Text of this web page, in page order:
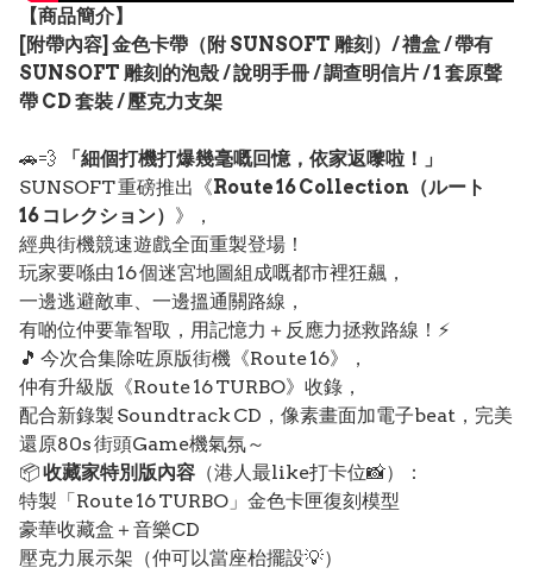
【商品簡介】
[附帶內容] 金色卡帶（附 SUNSOFT 雕刻）/ 禮盒 / 帶有
SUNSOFT 雕刻的泡殼 / 說明手冊 / 調查明信片 / 1 套原聲
帶 CD 套裝 / 壓克力支架
🚗💨
「細個打機打爆幾毫嘅回憶，依家返嚟啦！」
SUNSOFT 重磅推出《Route 16 Collection（ルート
16 コレクション） 》，
經典街機競速遊戲全面重製登場！
玩家要喺由 16 個迷宮地圖組成嘅都市裡狂飆，
一邊逃避敵車、一邊搵通關路線，
有啲位仲要靠智取，用記憶力＋反應力拯救路線！⚡
🎵 今次合集除咗原版街機《Route 16》，
仲有升級版《Route 16 TURBO》收錄，
配合新錄製 Soundtrack CD，像素畫面加電子beat，完美
還原80s 街頭Game機氣氛～
📦收藏家特別版內容 （港人最like打卡位📸）：
特製「Route 16 TURBO」金色卡匣復刻模型
豪華收藏盒＋音樂CD
壓克力展示架（仲可以當座枱擺設💡）